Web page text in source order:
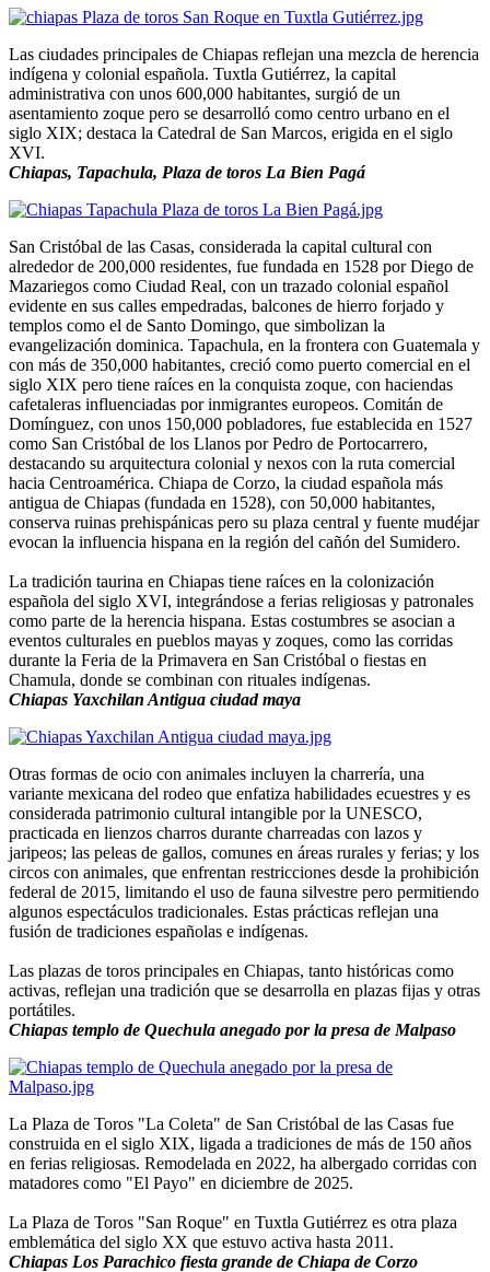
Las ciudades principales de Chiapas reflejan una mezcla de herencia
indígena y colonial española. Tuxtla Gutiérrez, la capital
administrativa con unos 600,000 habitantes, surgió de un
asentamiento zoque pero se desarrolló como centro urbano en el
siglo XIX; destaca la Catedral de San Marcos, erigida en el siglo
XVI.
Chiapas, Tapachula, Plaza de toros La Bien Pagá
San Cristóbal de las Casas, considerada la capital cultural con
alrededor de 200,000 residentes, fue fundada en 1528 por Diego de
Mazariegos como Ciudad Real, con un trazado colonial español
evidente en sus calles empedradas, balcones de hierro forjado y
templos como el de Santo Domingo, que simbolizan la
evangelización dominica. Tapachula, en la frontera con Guatemala y
con más de 350,000 habitantes, creció como puerto comercial en el
siglo XIX pero tiene raíces en la conquista zoque, con haciendas
cafetaleras influenciadas por inmigrantes europeos. Comitán de
Domínguez, con unos 150,000 pobladores, fue establecida en 1527
como San Cristóbal de los Llanos por Pedro de Portocarrero,
destacando su arquitectura colonial y nexos con la ruta comercial
hacia Centroamérica. Chiapa de Corzo, la ciudad española más
antigua de Chiapas (fundada en 1528), con 50,000 habitantes,
conserva ruinas prehispánicas pero su plaza central y fuente mudéjar
evocan la influencia hispana en la región del cañón del Sumidero.
La tradición taurina en Chiapas tiene raíces en la colonización
española del siglo XVI, integrándose a ferias religiosas y patronales
como parte de la herencia hispana. Estas costumbres se asocian a
eventos culturales en pueblos mayas y zoques, como las corridas
durante la Feria de la Primavera en San Cristóbal o fiestas en
Chamula, donde se combinan con rituales indígenas.
Chiapas Yaxchilan Antigua ciudad maya
Otras formas de ocio con animales incluyen la charrería, una
variante mexicana del rodeo que enfatiza habilidades ecuestres y es
considerada patrimonio cultural intangible por la UNESCO,
practicada en lienzos charros durante charreadas con lazos y
jaripeos; las peleas de gallos, comunes en áreas rurales y ferias; y los
circos con animales, que enfrentan restricciones desde la prohibición
federal de 2015, limitando el uso de fauna silvestre pero permitiendo
algunos espectáculos tradicionales. Estas prácticas reflejan una
fusión de tradiciones españolas e indígenas.
Las plazas de toros principales en Chiapas, tanto históricas como
activas, reflejan una tradición que se desarrolla en plazas fijas y otras
portátiles.
Chiapas templo de Quechula anegado por la presa de Malpaso
La Plaza de Toros "La Coleta" de San Cristóbal de las Casas fue
construida en el siglo XIX, ligada a tradiciones de más de 150 años
en ferias religiosas. Remodelada en 2022, ha albergado corridas con
matadores como "El Payo" en diciembre de 2025.
La Plaza de Toros "San Roque" en Tuxtla Gutiérrez es otra plaza
emblemática del siglo XX que estuvo activa hasta 2011.
Chiapas Los Parachico fiesta grande de Chiapa de Corzo